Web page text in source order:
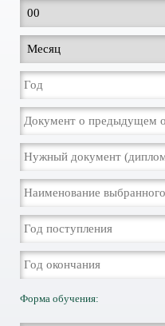
Форма обучения: